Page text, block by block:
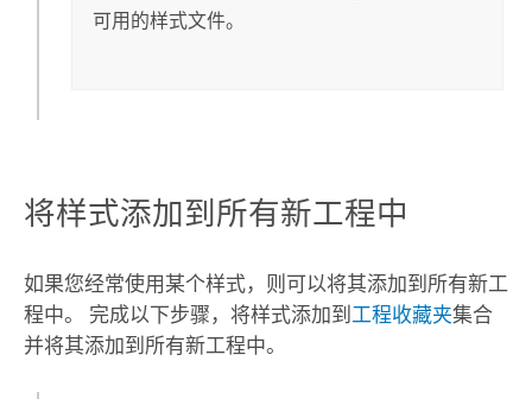
可用的样式文件。
将样式添加到所有新工程中
如果您经常使用某个样式，则可以将其添加到所有新工
程中。 完成以下步骤，将样式添加到 工程收藏夹集合
并将其添加到所有新工程中。